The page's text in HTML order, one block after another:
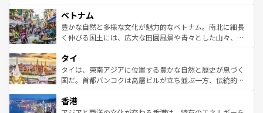
参照してほしい。
容にもいいと評判のスイーツなど、バラエティ豊かな料理
が味わえる。 なお、新着の台湾情報は コンテンツ一覧を参
照してほしい。
き、地方に足を延ばせば四季折々の自然美を楽しむことが
できる。そして、キムチや焼肉、絶品のストリートフード
まで、さまざまな韓国料理が待っている。夜には、韓国な
リティに包まれながら、韓国の多彩な魅力を心ゆくまで味
わってみてほしい。 なお、新着の韓国情報はコンテンツ一
覧を参照してほしい。
ベトナム
豊かな自然と多様な文化が魅力的なベトナム。南北に細長
く伸びる国土には、広大な田園風景や青々とした山々、世
急速な発展と共に伝統が息づく。ハノイの古い町並みやホ
ーチミン市のフランス統治時代の建物も、独特の雰囲気を
醸し出している。また、バラエティの豊かさとおいしさで
とつ。フォーやバインミー、ベトナムコーヒーなどは、ぜ
ひ現地で味わいたい。どの地域を訪れてもあたたかい人々
タイ
タイは、東南アジアに位置する豊かな自然と歴史が息づく
国だ。首都バンコクは高層ビルが立ち並ぶ一方、伝統的な
の活気が交差している。北部ではチェンマイなどの山岳地
香港